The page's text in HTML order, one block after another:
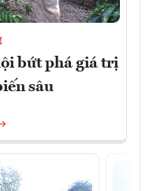
bứt phá giá trị
sâu